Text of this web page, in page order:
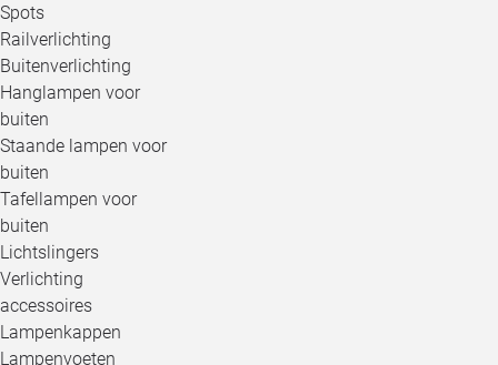
Spots
Railverlichting
Buitenverlichting
Hanglampen voor
buiten
Staande lampen voor
buiten
Tafellampen voor
buiten
Lichtslingers
Verlichting
accessoires
Lampenkappen
Lampenvoeten